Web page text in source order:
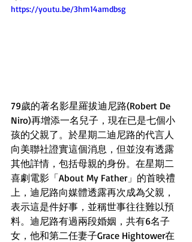
https://youtu.be/3hm14amdbsg
79歲的著名影星羅拔迪尼路(Robert De
Niro)再增添一名兒子，現在已是七個小
孩的父親了。於星期二迪尼路的代言人
向美聯社證實這個消息，但並沒有透露
其他詳情，包括母親的身份。在星期二
喜劇電影「About My Father」的首映禮
上，迪尼路向媒體透露再次成為父親，
表示這是件好事，並稱世事往往難以預
料。迪尼路有過兩段婚姻，共有6名子
女，他和第二任妻子Grace Hightower在